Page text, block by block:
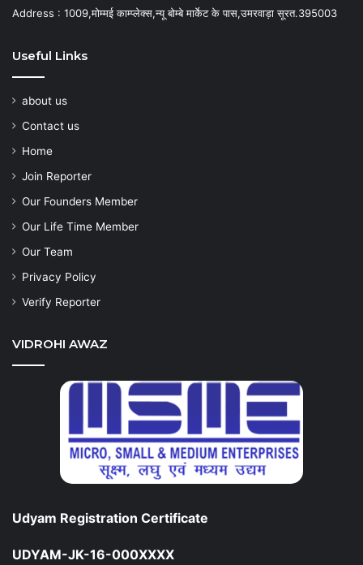
Address : 1009,मोम्मई काम्प्लेक्स,न्यू बोम्बे मार्केट के पास,उमरवाड़ा सूरत.395003
Useful Links
about us
Contact us
Home
Join Reporter
Our Founders Member
Our Life Time Member
Our Team
Privacy Policy
Verify Reporter
VIDROHI AWAZ
Udyam Registration Certificate
UDYAM-JK-16-000XXXX